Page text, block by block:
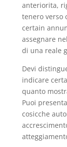
anteriorita,
tenero verso
certain
assegnare
di una reale
Devi
indicare
quanto
Puoi
cosicche